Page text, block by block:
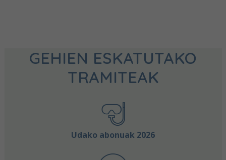
GEHIEN ESKATUTAKO
TRAMITEAK
Udako abonuak 2026